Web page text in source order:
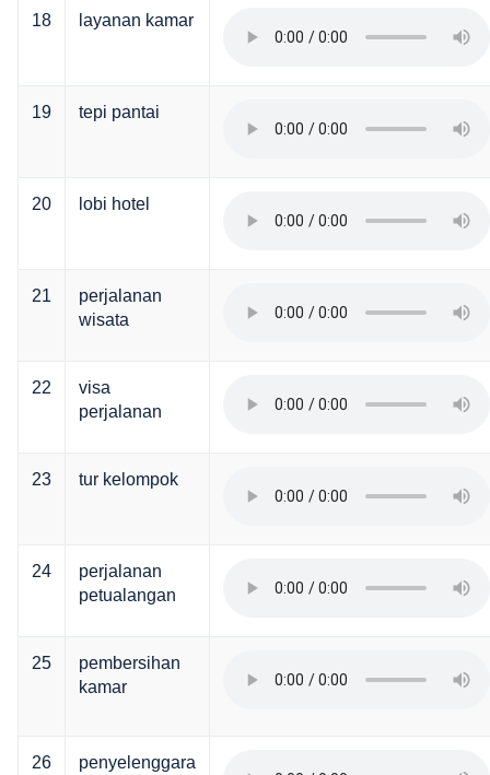
18 layanan kamar
19 tepi pantai
20 lobi hotel
21
perjalanan
wisata
22
visa
perjalanan
23 tur kelompok
24
perjalanan
petualangan
25
pembersihan
kamar
26
penyelenggara